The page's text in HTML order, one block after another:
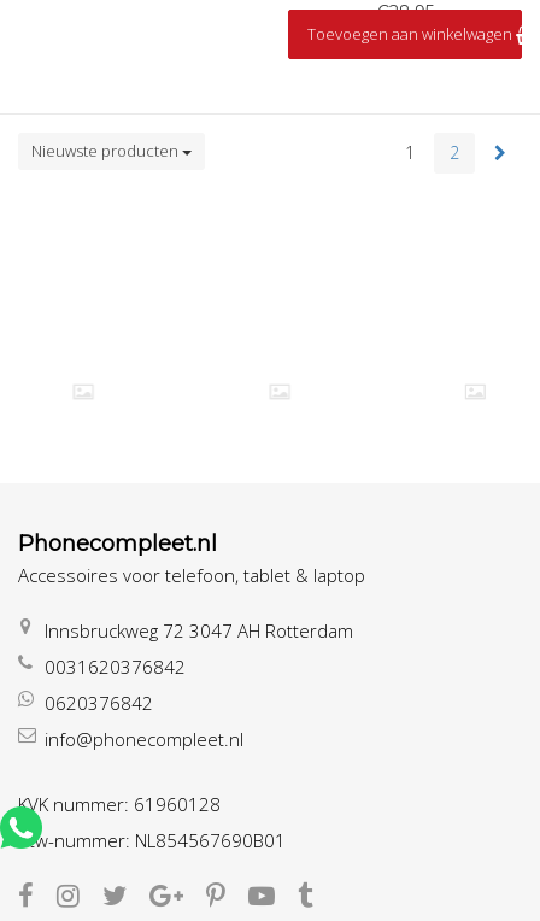
€28,95
Op voorraad
Toevoegen aan winkelwagen
Nieuwste producten 1 2
Phonecompleet.nl
Accessoires voor telefoon, tablet & laptop
Innsbruckweg 72 3047 AH Rotterdam
0031620376842
0620376842
info@phonecompleet.nl
KVK nummer: 61960128
btw-nummer: NL854567690B01